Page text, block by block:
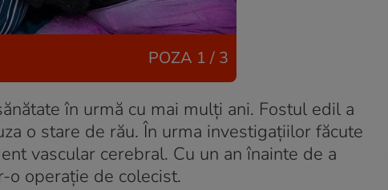
POZA 1 / 3
în urmă cu mai mulți ani. Fostul edil a
o stare de rău. În urma investigațiilor făcute
vascular cerebral. Cu un an înainte de a
o operație de colecist.